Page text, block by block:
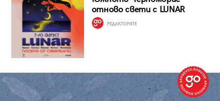
отново свети с LUNAR
РЕДАКТОРИТЕ